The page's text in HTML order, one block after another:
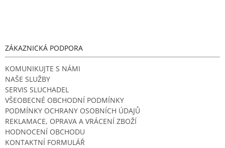
ZÁKAZNICKÁ PODPORA
KOMUNIKUJTE S NÁMI
NAŠE SLUŽBY
SERVIS SLUCHADEL
VŠEOBECNÉ OBCHODNÍ PODMÍNKY
PODMÍNKY OCHRANY OSOBNÍCH ÚDAJŮ
REKLAMACE, OPRAVA A VRÁCENÍ ZBOŽÍ
HODNOCENÍ OBCHODU
KONTAKTNÍ FORMULÁŘ